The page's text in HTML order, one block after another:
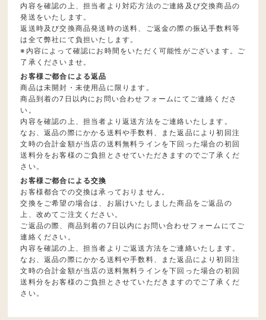
内容を確認の上、担当者より対応方法のご連絡及び交換商品の
発送をいたします。
返送時及び交換商品発送時の送料、ご返金の際の振込手数料等
は全て弊社にて負担いたします。
※内容によって確認にお時間をいただく可能性がございます。ご
了承くださいませ。
お客様ご都合による返品
商品は未開封・未使用品に限ります。
商品到着の7日以内にお問い合わせフォームにてご連絡くださ
い。
内容を確認の上、担当者より返送方法をご連絡いたします。
なお、返品の際にかかる送料や手数料、また返品により初回注
文時の合計金額が当店の送料無料ラインを下回った場合の初回
送料分をお客様のご負担とさせていただきますのでご了承くだ
さい。
お客様ご都合による交換
お客様都合での交換は承っておりません。
交換をご希望の場合は、お届けいたしました商品をご返品の
上、改めてご注文ください。
ご返品の際、商品到着の7日以内にお問い合わせフォームにてご
連絡ください。
内容を確認の上、担当者よりご返送方法をご連絡いたします。
なお、返品の際にかかる送料や手数料、また返品により初回注
文時の合計金額が当店の送料無料ラインを下回った場合の初回
送料分をお客様のご負担とさせていただきますのでご了承くだ
さい。